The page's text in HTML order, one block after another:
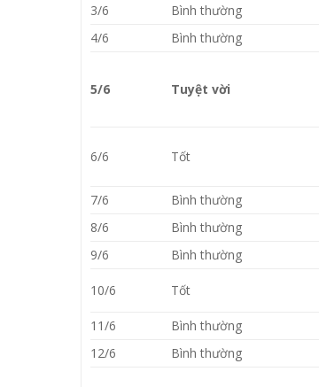
3/6
Bình thường
4/6
Bình thường
5/6 Tuyệt vời
6/6 Tốt
7/6
Bình thường
8/6
Bình thường
9/6
Bình thường
10/6 Tốt
11/6
Bình thường
12/6
Bình thường